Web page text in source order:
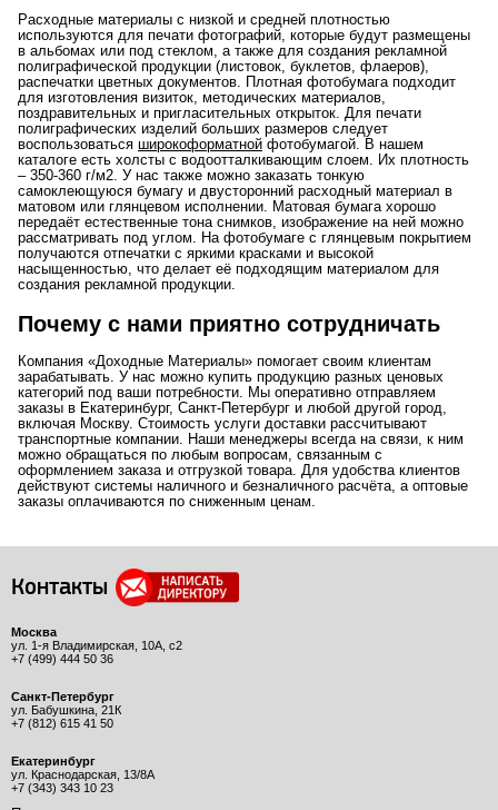
Расходные материалы с низкой и средней плотностью
используются для печати фотографий, которые будут размещены
в альбомах или под стеклом, а также для создания рекламной
полиграфической продукции (листовок, буклетов, флаеров),
распечатки цветных документов. Плотная фотобумага подходит
для изготовления визиток, методических материалов,
поздравительных и пригласительных открыток. Для печати
полиграфических изделий больших размеров следует
воспользоваться широкоформатной фотобумагой. В нашем
каталоге есть холсты с водоотталкивающим слоем. Их плотность
– 350-360 г/м2. У нас также можно заказать тонкую
самоклеющуюся бумагу и двусторонний расходный материал в
матовом или глянцевом исполнении. Матовая бумага хорошо
передаёт естественные тона снимков, изображение на ней можно
рассматривать под углом. На фотобумаге с глянцевым покрытием
получаются отпечатки с яркими красками и высокой
насыщенностью, что делает её подходящим материалом для
создания рекламной продукции.
Почему с нами приятно сотрудничать
Компания «Доходные Материалы» помогает своим клиентам
зарабатывать. У нас можно купить продукцию разных ценовых
категорий под ваши потребности. Мы оперативно отправляем
заказы в Екатеринбург, Санкт-Петербург и любой другой город,
включая Москву. Стоимость услуги доставки рассчитывают
транспортные компании. Наши менеджеры всегда на связи, к ним
можно обращаться по любым вопросам, связанным с
оформлением заказа и отгрузкой товара. Для удобства клиентов
действуют системы наличного и безналичного расчёта, а оптовые
заказы оплачиваются по сниженным ценам.
Контакты
Москва
ул. 1-я Владимирская, 10А, с2
+7 (499) 444 50 36
Санкт-Петербург
ул. Бабушкина, 21К
+7 (812) 615 41 50
Екатеринбург
ул. Краснодарская, 13/8А
+7 (343) 343 10 23